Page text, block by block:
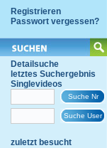
Registrieren
Passwort vergessen?
Detailsuche
letztes Suchergebnis
Singlevideos
zuletzt besucht